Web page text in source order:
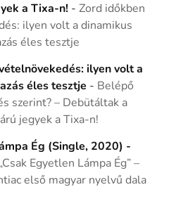
a Tixa-n! -Zord időkben
ilyen volt a dinamikus
éles tesztje
ilyen volt a
éles tesztje - Belépő
szerint? – Debütáltak a
jegyek a Tixa-n!
Ég (Single, 2020) -
„Csak Egyetlen Lámpa Ég” –
első magyar nyelvű dala